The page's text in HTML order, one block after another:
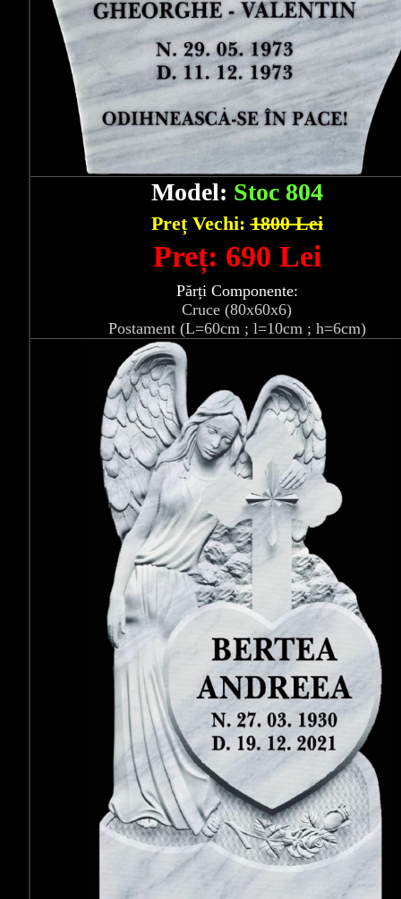
Model: Stoc 804
Preț Vechi:1800 Lei
Preț: 690 Lei
Părți Componente:
Cruce (80x60x6)
Postament (L=60cm ; l=10cm ; h=6cm)